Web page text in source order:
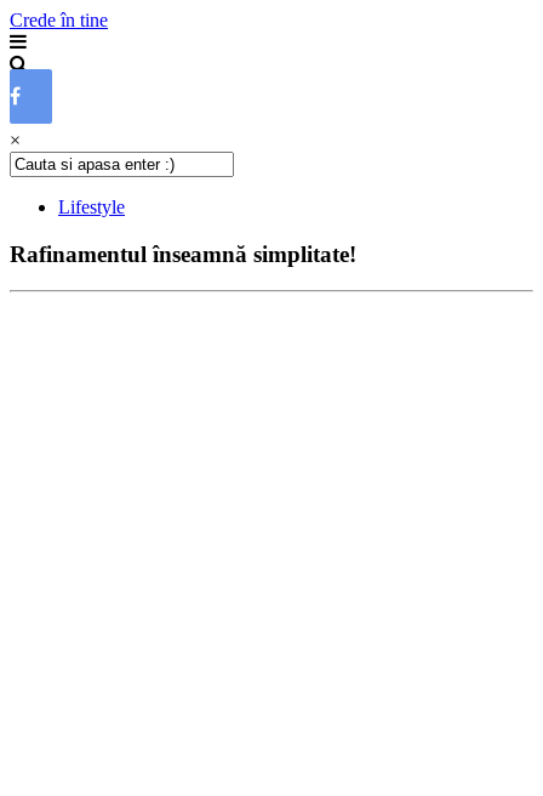
Crede în tine
×
Lifestyle
Rafinamentul înseamnă simplitate!